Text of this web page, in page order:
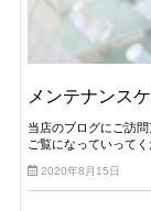
メンテナンス
当店のブログにご訪
ご覧になっていっ
2020年8月15日